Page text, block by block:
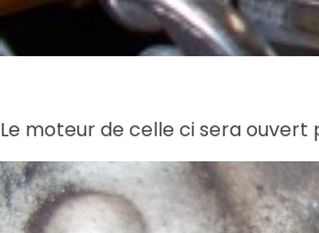
Le moteur de celle ci sera